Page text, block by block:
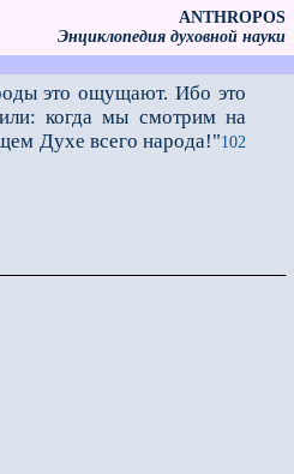
ANTHROPOS
Энциклопедия духовной науки
это ощущают. Ибо это
когда мы смотрим на
Духе всего народа!"102